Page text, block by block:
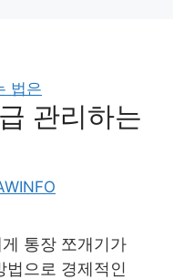
관리하는
통장 쪼개기가
으로 경제적인